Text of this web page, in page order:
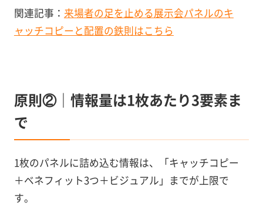
関連記事： 来場者の足を止める展示会パネルのキ
ャッチコピーと配置の鉄則はこちら
原則②｜情報量は1枚あたり3要素ま
で
1枚のパネルに詰め込む情報は、「キャッチコピー
＋ベネフィット3つ＋ビジュアル」までが上限で
す。